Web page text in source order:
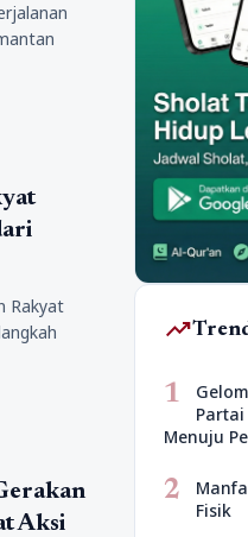
Rakyat
Aksi
trending_up
1
Menuju
2
Fisik